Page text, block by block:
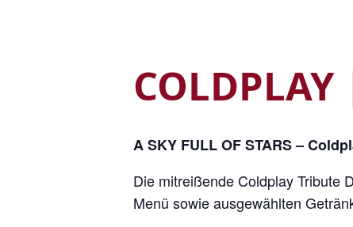
A SKY FULL OF STARS –
Die mitreißende Coldplay Tribute
Menü sowie ausgewählten